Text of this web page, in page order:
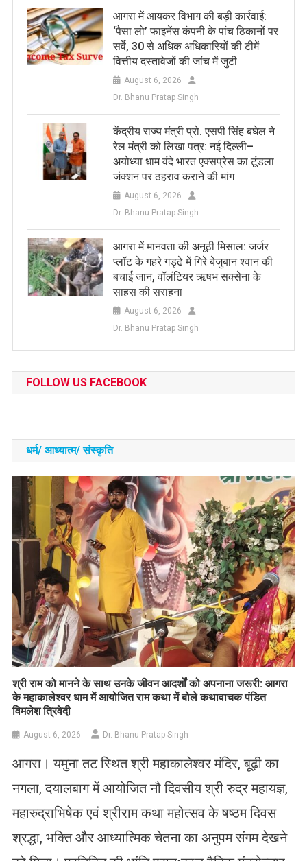
आगरा में आयकर विभाग की बड़ी कार्रवाई:
‘पैसा लो’ फाइनेंस कंपनी के पांच ठिकानों पर
सर्वे, 30 से अधिक अधिकारियों की टीमें
वित्तीय दस्तावेजों की जांच में जुटी
August 6, 2026
Dr. Bhanu Pratap Singh
केंद्रीय राज्य मंत्री प्रो. एसपी सिंह बघेल ने
रेल मंत्री को लिखा पत्र: नई दिल्ली–
अयोध्या धाम वंदे भारत एक्सप्रेस का टूंडला
जंक्शन पर ठहराव कराने की मांग
August 6, 2026
Dr. Bhanu Pratap Singh
आगरा में मानवता की अनूठी मिसाल: जर्जर
प्लॉट के गहरे गड्ढे में गिरे बेजुबान श्वान की
बचाई जान, वॉलंटियर ऋषभ सक्सेना के
साहस की सराहना
August 6, 2026
Dr. Bhanu Pratap Singh
FOLLOW US FACEBOOK
धर्म/ आध्‍यात्‍म/ संस्‍कृति
​श्री राम को मानने के साथ उनके जीवन आदर्शों को अपनाना जरूरी: आगरा
के महाकालेश्वर धाम में आयोजित राम कथा में बोले कथावाचक पंडित
विमलेश त्रिवेदी
August 6, 2026 Dr. Bhanu Pratap Singh
आगरा। यमुना तट स्थित श्री महाकालेश्वर मंदिर, बूढ़ी का
नगला, दयालबाग में आयोजित नौ दिवसीय श्री रुद्र महायज्ञ,
महारुद्राभिषेक एवं श्रीराम कथा महोत्सव के षष्ठम दिवस
श्रद्धा, भक्ति और आध्यात्मिक चेतना का अनुपम संगम देखने